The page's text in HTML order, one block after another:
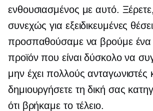
ενθουσιασμένος με αυτό.
συνεχώς για εξειδικευμένες
προσπαθούσαμε να βρούμε ένα
προϊόν που είναι δύσκολο να
μην έχει πολλούς ανταγωνιστές
δημιουργήσετε τη δική σας
ότι βρήκαμε το τέλειο.